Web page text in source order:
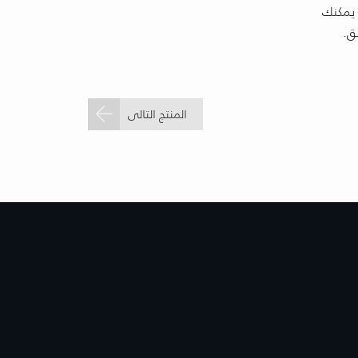
يمكنك
المنتج التالى